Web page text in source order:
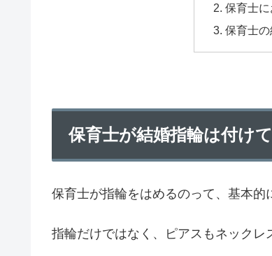
保育士
保育士
保育士が結婚指輪は付け
保育士が指輪をはめるのって、基本的
指輪だけではなく、ピアスもネックレ